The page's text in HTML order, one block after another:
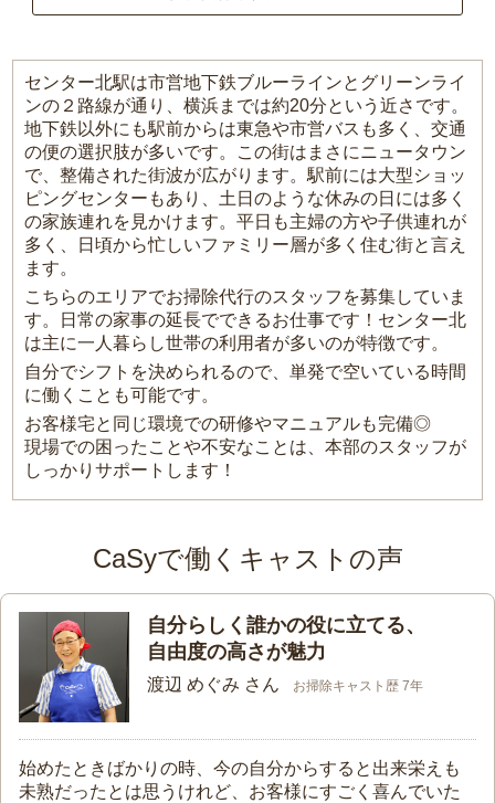
センター北駅は市営地下鉄ブルーラインとグリーンライ
ンの２路線が通り、横浜までは約20分という近さです。
地下鉄以外にも駅前からは東急や市営バスも多く、交通
の便の選択肢が多いです。この街はまさにニュータウン
で、整備された街波が広がります。駅前には大型ショッ
ピングセンターもあり、土日のような休みの日には多く
の家族連れを見かけます。平日も主婦の方や子供連れが
多く、日頃から忙しいファミリー層が多く住む街と言え
ます。
こちらのエリアでお掃除代行のスタッフを募集していま
す。日常の家事の延長でできるお仕事です！センター北
は主に一人暮らし世帯の利用者が多いのが特徴です。
自分でシフトを決められるので、単発で空いている時間
に働くことも可能です。
お客様宅と同じ環境での研修やマニュアルも完備◎
現場での困ったことや不安なことは、本部のスタッフが
しっかりサポートします！
CaSyで働くキャストの声
自分らしく誰かの役に立てる、
自由度の高さが魅力
渡辺 めぐみ さん お掃除キャスト歴 7年
始めたときばかりの時、今の自分からすると出来栄えも
未熟だったとは思うけれど、お客様にすごく喜んでいた